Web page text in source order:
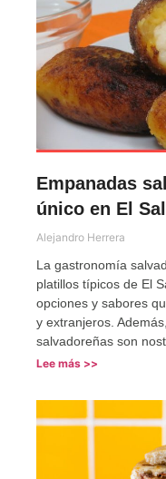
Empanadas
único en El
Alejandro Herrera
La gastronomía
platillos típicos de El
opciones y sabores
y extranjeros.
salvadoreñas son
Lee más >>